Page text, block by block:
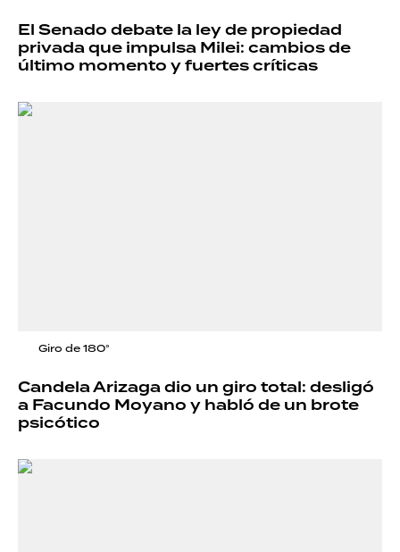
El Senado debate la ley de propiedad
privada que impulsa Milei: cambios de
último momento y fuertes críticas
Giro de 180°
Candela Arizaga dio un giro total: desligó
a Facundo Moyano y habló de un brote
psicótico